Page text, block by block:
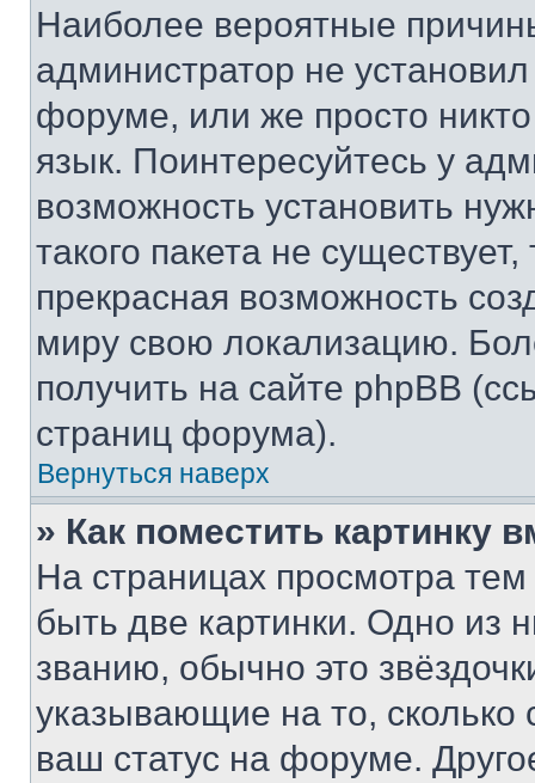
Наиболее вероятные
администратор не
форуме, или же просто
язык. Поинтересуйтесь у
возможность установить
такого пакета не
прекрасная возможность
миру свою локализацию.
получить на сайте phpBB
страниц форума).
Вернуться наверх
» Как поместить картинку
На страницах просмотра
быть две картинки. Одно из
званию, обычно это
указывающие на то,
ваш статус на форуме.